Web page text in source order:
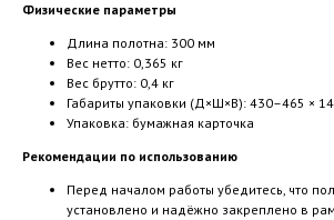
Физические параметры
Длина полотна: 300 мм
Вес нетто: 0,365 кг
Вес брутто: 0,4 кг
Габариты упаковки (Д×Ш×В): 430–465 ×
Упаковка: бумажная карточка
Рекомендации по использованию
Перед началом работы убедитесь, что
установлено и надёжно закреплено в